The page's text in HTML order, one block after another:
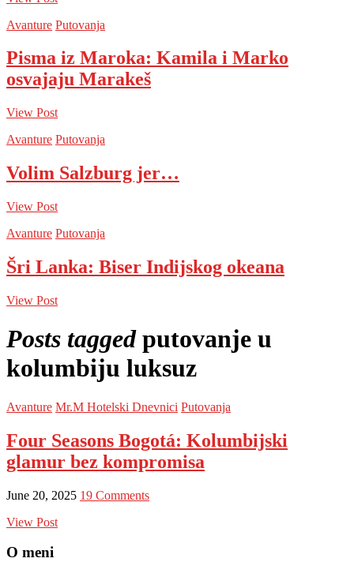
Avanture Putovanja
Pisma iz Maroka: Kamila i Marko
osvajaju Marakeš
View Post
Avanture Putovanja
Volim Salzburg jer…
View Post
Avanture Putovanja
Šri Lanka: Biser Indijskog okeana
View Post
Posts tagged putovanje u
kolumbiju luksuz
Avanture Mr.M Hotelski Dnevnici Putovanja
Four Seasons Bogotá: Kolumbijski
glamur bez kompromisa
June 20, 2025 19 Comments
View Post
O meni